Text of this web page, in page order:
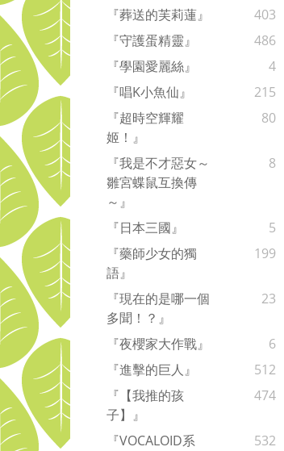
『葬送的芙莉蓮』
403
『守護蛋精靈』
486
『學園愛麗絲』
4
『唱K小魚仙』
215
『超時空輝耀
姬！』
80
『我是不才惡女～
雛宮蝶鼠互換傳
～』
8
『日本三國』
5
『藥師少女的獨
語』
199
『現在的是哪一個
多聞！？』
23
『夜櫻家大作戰』
6
『進擊的巨人』
512
『【我推的孩
子】』
474
『VOCALOID系
532